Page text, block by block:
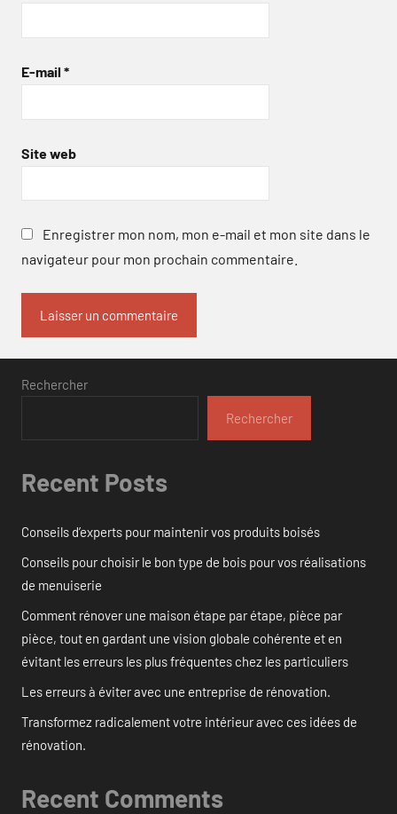
E-mail *
Site web
Enregistrer mon nom, mon e-mail et mon site dans le
navigateur pour mon prochain commentaire.
Rechercher
Rechercher
Recent Posts
Conseils d’experts pour maintenir vos produits boisés
Conseils pour choisir le bon type de bois pour vos réalisations
de menuiserie
Comment rénover une maison étape par étape, pièce par
pièce, tout en gardant une vision globale cohérente et en
évitant les erreurs les plus fréquentes chez les particuliers
Les erreurs à éviter avec une entreprise de rénovation.
Transformez radicalement votre intérieur avec ces idées de
rénovation.
Recent Comments